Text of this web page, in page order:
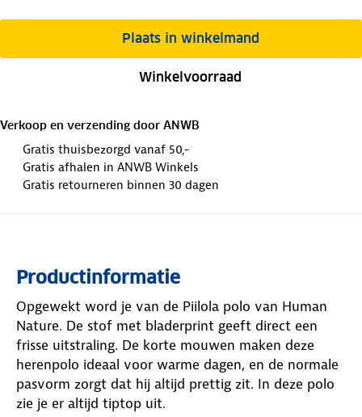
Plaats in winkelmand
Winkelvoorraad
Verkoop en verzending door ANWB
Gratis thuisbezorgd vanaf 50,-
Gratis afhalen in ANWB Winkels
Gratis retourneren binnen 30 dagen
Productinformatie
Opgewekt word je van de Piilola polo van Human
Nature. De stof met bladerprint geeft direct een
frisse uitstraling. De korte mouwen maken deze
herenpolo ideaal voor warme dagen, en de normale
pasvorm zorgt dat hij altijd prettig zit. In deze polo
zie je er altijd tiptop uit.